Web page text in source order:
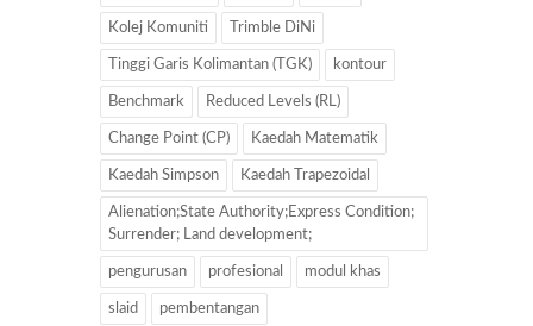
Kolej Komuniti Trimble DiNi
Tinggi Garis Kolimantan (TGK) kontour
Benchmark Reduced Levels (RL)
Change Point (CP) Kaedah Matematik
Kaedah Simpson Kaedah Trapezoidal
Alienation;State Authority;Express Condition;
Surrender; Land development;
pengurusan profesional modul khas
slaid pembentangan